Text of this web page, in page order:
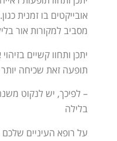
אובייקטים בו זמנית
מסביב למקורות אור
יתכן ותחוו קשיים
תופעה זאת שכיחה
– לפיכך, יש לנקוט
בלילה
על רופא העיניים